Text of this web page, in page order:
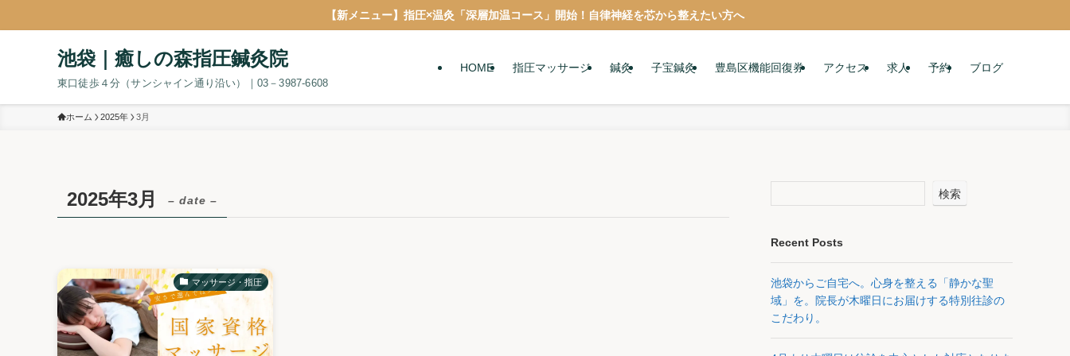
【新メニュー】指圧×温灸「深層加温コース」開始！自律神経を芯から整えたい方へ
池袋｜癒しの森指圧鍼灸院
東口徒歩４分（サンシャイン通り沿い）｜03－3987-6608
HOME 指圧マッサージ 鍼灸 子宝鍼灸 豊島区機能回復券 アクセス 求人 予約 ブログ
ホーム 2025年 3月
2025年3月 – date –
マッサージ・指圧
検索
Recent Posts
池袋からご自宅へ。心身を整える「静かな聖
域」を。院長が木曜日にお届けする特別往診の
こだわり。